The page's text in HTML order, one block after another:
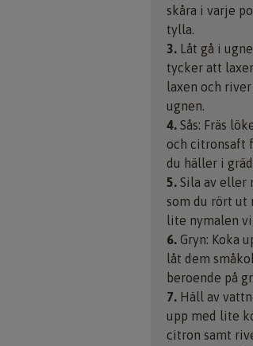
skåra i varje
tylla.
3. Låt gå i
tycker att
laxen och
ugnen.
4. Sås: Fräs
och citronsaft
du häller i
5. Sila av eller
som du rört ut
lite nymalen
6. Gryn: Koka
låt dem
beroende på
7. Häll av
upp med lite
citron samt